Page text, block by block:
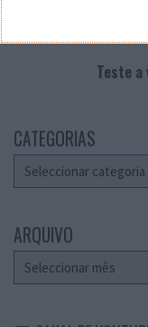
Teste a
CATEGORIAS
Categorias
ARQUIVO
Arquivo